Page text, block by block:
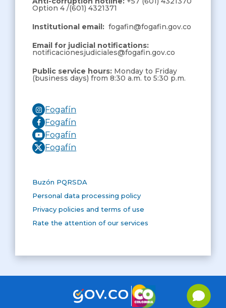
Option 4 /(601) 4321371
Institutional email: fogafin@fogafin.gov.co
Email for judicial notifications:
notificacionesjudiciales@fogafin.gov.co
Public service hours: Monday to Friday
(business days) from 8:30 a.m. to 5:30 p.m.
Fogafín
Fogafín
Fogafín
Fogafín
Buzón PQRSDA
Personal data processing policy
Privacy policies and terms of use
Rate the attention of our services